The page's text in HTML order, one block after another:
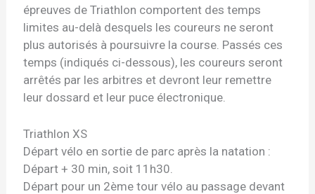
épreuves de Triathlon comportent des temps
limites au-delà desquels les coureurs ne seront
plus autorisés à poursuivre la course. Passés ces
temps (indiqués ci-dessous), les coureurs seront
arrêtés par les arbitres et devront leur remettre
leur dossard et leur puce électronique.
Triathlon XS
Départ vélo en sortie de parc après la natation :
Départ + 30 min, soit 11h30.
Départ pour un 2ème tour vélo au passage devant